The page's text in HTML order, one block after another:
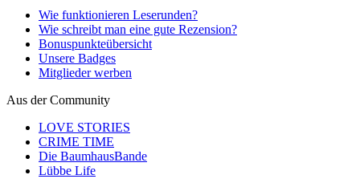
Wie funktionieren Leserunden?
Wie schreibt man eine gute Rezension?
Bonuspunkteübersicht
Unsere Badges
Mitglieder werben
Aus der Community
LOVE STORIES
CRIME TIME
Die BaumhausBande
Lübbe Life